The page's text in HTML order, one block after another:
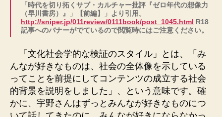
「時代を切り拓くサブ・カルチャー批評『ゼロ年代の想像力
（早川書房）』」【前編】」より引用。
http://sniper.jp/011review/0111book/post_1045.html R18
記事へのバナーがでているので閲覧時にはご注意ください。
「文化社会学的な検証のスタイル」とは、「み
んなが好きなものは、社会の全体像を示している
ってことを前提にしてコンテンツの成立する社会
的背景を説明をしました」、という意味です。確
かに、宇野さんはずっとみんなが好きなものにつ